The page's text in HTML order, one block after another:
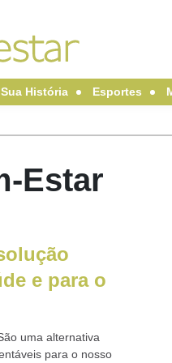
Sua História Esportes
Estar
e para o
uma alternativa
​​para o nosso